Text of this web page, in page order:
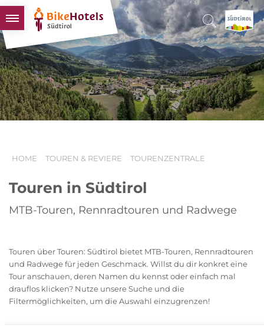
BIKEHOTELS
HOTELS & PAKETE
TOUREN & REVIERE
SÜDTIROL & WIR
HOME TOUREN & REVIERE TOURENZENTRALE
Touren in Südtirol
MTB-Touren, Rennradtouren und Radwege
Touren über Touren: Südtirol bietet MTB-Touren, Rennradtouren
und Radwege für jeden Geschmack. Willst du dir konkret eine
Tour anschauen, deren Namen du kennst oder einfach mal
drauflos klicken? Nutze unsere Suche und die
Filtermöglichkeiten, um die Auswahl einzugrenzen!